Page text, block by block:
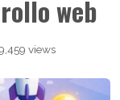
web
views